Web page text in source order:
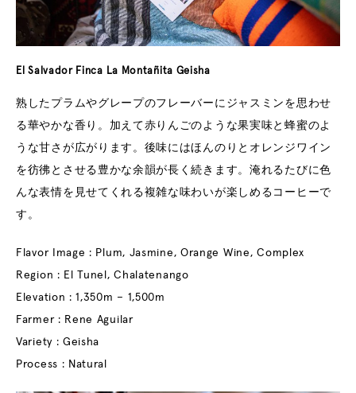
El Salvador Finca La Montañita Geisha
熟したプラムやグレープのフレーバーにジャスミンを思わせ
る華やかな香り。加えて赤りんごのような果実味と蜂蜜のよ
うな甘さが広がります。後味にはほんのりとオレンジワイン
を彷彿とさせる豊かな余韻が長く続きます。淹れるたびに色
んな表情を見せてくれる複雑な味わいが楽しめるコーヒーで
す。
Flavor Image : Plum, Jasmine, Orange Wine, Complex
Region : El Tunel, Chalatenango
Elevation : 1,350m – 1,500m
Farmer : Rene Aguilar
Variety : Geisha
Process : Natural